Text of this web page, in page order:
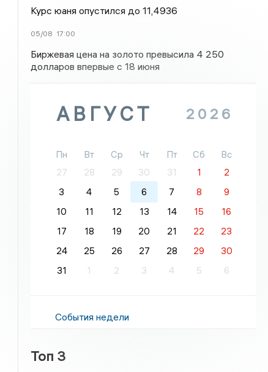
Курс юаня опустился до 11,4936
05/08 17:00
Биржевая цена на золото превысила 4 250
долларов впервые с 18 июня
АВГУСТ 2026
Пн Вт Ср Чт Пт Сб
Вс
27
28 29 30 31 1
2
3
4 5 6 7 8
9
10
11 12 13 14 15
16
17
18 19 20 21 22
23
24
25 26 27 28 29
30
31
1 2 3 4 5 6
События недели
Топ 3